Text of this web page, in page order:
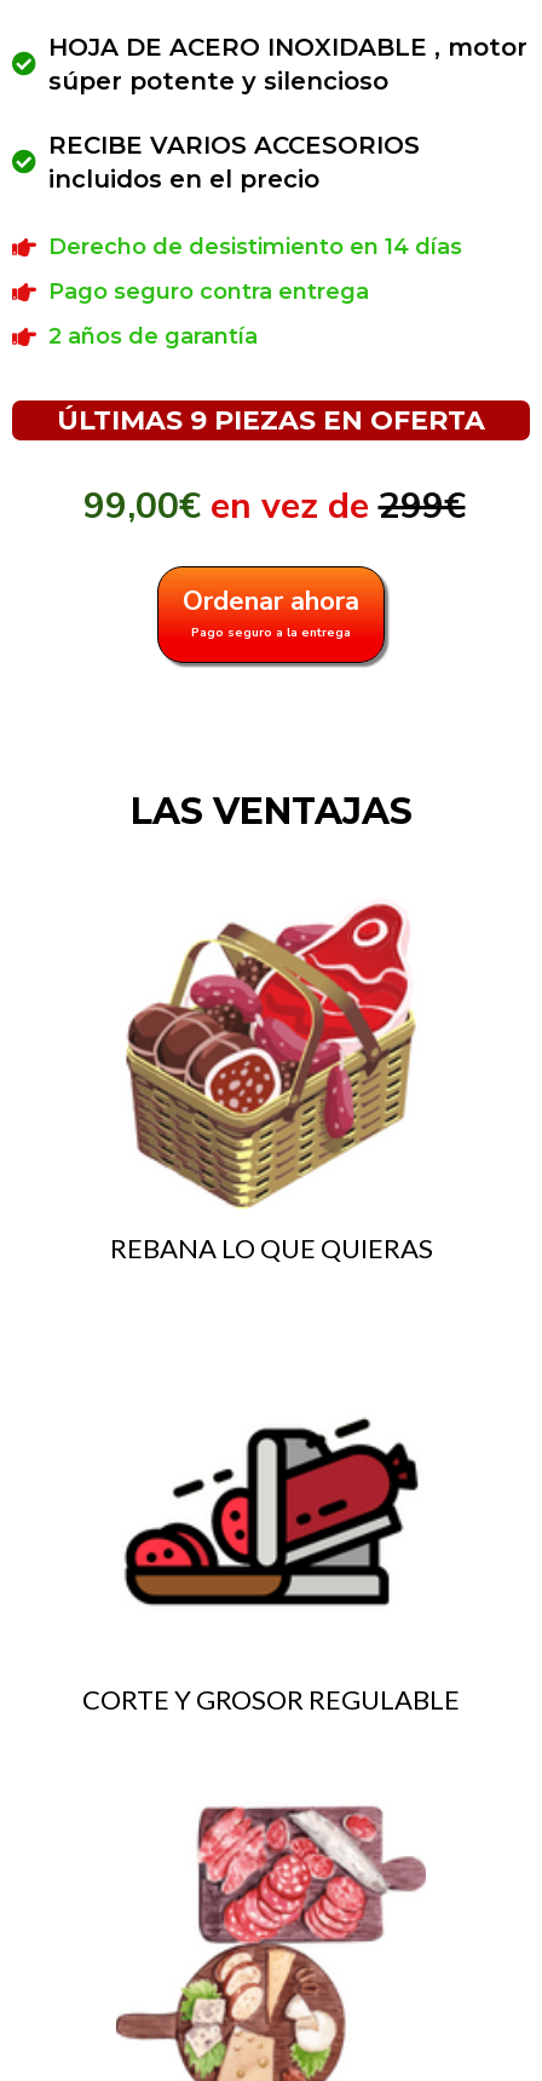
HOJA DE ACERO INOXIDABLE , motor
súper potente y silencioso
RECIBE VARIOS ACCESORIOS
incluidos en el precio
Derecho de desistimiento en 14 días
Pago seguro contra entrega
2 años de garantía
ÚLTIMAS 9 PIEZAS EN OFERTA
99,00€ en vez de299€
Ordenar ahora
Pago seguro a la entrega
LAS VENTAJAS
REBANA LO QUE QUIERAS
CORTE Y GROSOR REGULABLE